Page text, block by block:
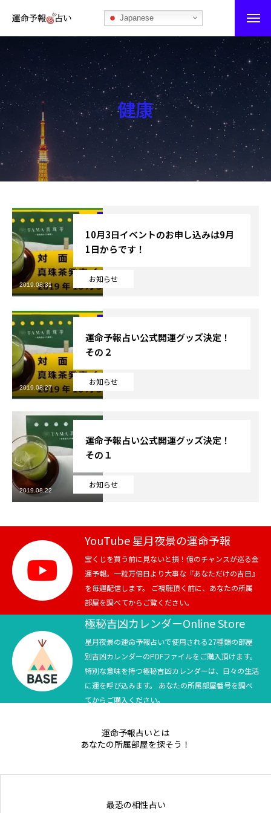
Japanese
運命予報占い
運命予報占いとは
あなたの所属部屋を探そう！
最恐の相性占い
秘伝公開！吉凶カレンダー
ブログ
お知らせ
芸能界
テニス
スポーツ
競馬
社会
テニス四大大会・五輪
テニス四大大会・五輪
鑑定及び出演依頼
Online Store
健康
お知らせ
10月3日イベントのお申し込みは9月
1日からです！
2019.08.31
お知らせ
運命予報占い公式開運グッズ決定！
その２
2019.08.27
お知らせ
運命予報占い公式開運グッズ決定！
その１
2019.08.22
YouTube 星月夜景の運命予報
宝くじを買う前に見ないと損！億のチャンスが巡る金
運予報。一粒万倍日より大事な『あなただけの吉日』
を毎週配信します。 ご視聴頂く前に、あなたの所属
部屋を調べてからご覧ください。
極秘吉凶カレンダーOnline Store
星月夜景の運命予報占いで使用される27種類の部屋
別吉凶カレンダーのPDFファイルをご購入頂けます。
特別な意味を持つ極秘吉凶カレンダーは、日々の生活
に運を呼び込みます。 あなたの所属部屋番号を調べ
てからご購入ください。
運命予報占いとは
あなたの所属部屋を探そう！
最恐の相性占い